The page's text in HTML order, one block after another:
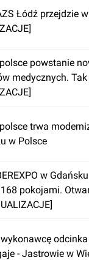
Łódź przejdzie
powstanie
medycznych.
trwa
w Polsce
w
pokojami.
- Jastrowie w